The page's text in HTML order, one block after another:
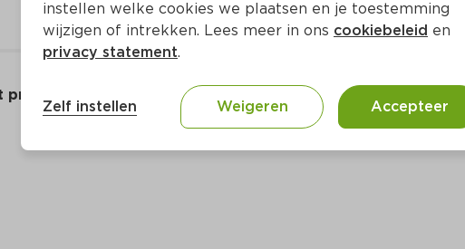
instellen welke cookies we plaatsen en je toestemming
wijzigen of intrekken. Lees meer in ons cookiebeleid en
privacy statement.
Zelf instellen Weigeren Accepteer